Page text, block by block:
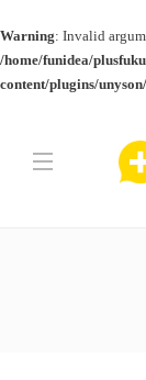
Warning: Invalid
/home/funidea/
content/plugins/